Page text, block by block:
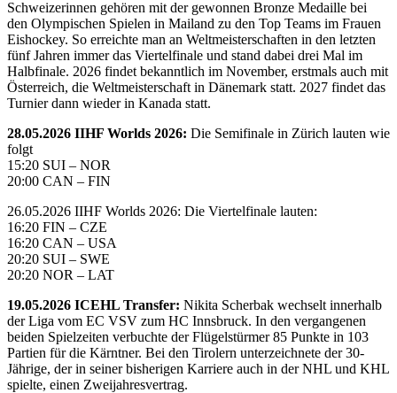
Schweizerinnen gehören mit der gewonnen Bronze Medaille bei
den Olympischen Spielen in Mailand zu den Top Teams im Frauen
Eishockey. So erreichte man an Weltmeisterschaften in den letzten
fünf Jahren immer das Viertelfinale und stand dabei drei Mal im
Halbfinale. 2026 findet bekanntlich im November, erstmals auch mit
Österreich, die Weltmeisterschaft in Dänemark statt. 2027 findet das
Turnier dann wieder in Kanada statt.
28.05.2026 IIHF Worlds 2026: Die Semifinale in Zürich lauten wie
folgt
15:20 SUI – NOR
20:00 CAN – FIN
26.05.2026 IIHF Worlds 2026: Die Viertelfinale lauten:
16:20 FIN – CZE
16:20 CAN – USA
20:20 SUI – SWE
20:20 NOR – LAT
19.05.2026 ICEHL Transfer: Nikita Scherbak wechselt innerhalb
der Liga vom EC VSV zum HC Innsbruck. In den vergangenen
beiden Spielzeiten verbuchte der Flügelstürmer 85 Punkte in 103
Partien für die Kärntner. Bei den Tirolern unterzeichnete der 30-
Jährige, der in seiner bisherigen Karriere auch in der NHL und KHL
spielte, einen Zweijahresvertrag.